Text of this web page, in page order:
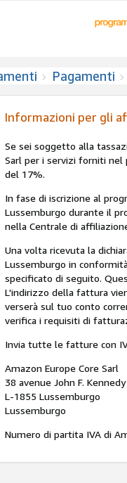
Pagamenti
Informazioni per gli
Se sei soggetto alla
Sarl per i servizi forniti nel
del 17%.
In fase di iscrizione al
Lussemburgo durante il
nella Centrale di
Una volta ricevuta la
Lussemburgo in
specificato di seguito.
L'indirizzo della fattura
verserà sul tuo conto
verifica i requisiti di
Invia tutte le fatture con
Amazon Europe Core Sarl
38 avenue John F. Kennedy
L-1855 Lussemburgo
Lussemburgo
Numero di partita IVA di